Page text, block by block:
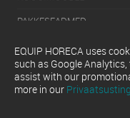
PAKKESEADMED
KÜLMUTUSSEADMED
SERVEERIMISSEADMED
NÕUDEPESUMASINAD
EQUIP HORECA uses
such as Google
assist with our
more in our